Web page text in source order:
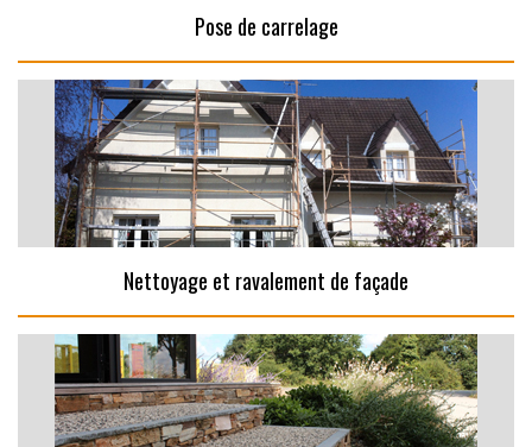
Pose de carrelage
Nettoyage et ravalement de façade